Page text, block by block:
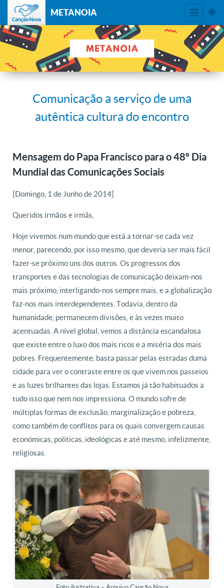
METANOIA
Comunicação a serviço de uma
autêntica cultura do encontro
Mensagem do Papa Francisco para o 48º Dia
Mundial das Comunicações Sociais
[Domingo, 1 de Junho de 2014]
Queridos irmãos e irmãs,
Hoje vivemos num mundo que está a tornar-se cada vez
menor, parecendo, por isso mesmo, que deveria ser mais fácil
fazer-se próximo uns dos outros. Os progressos dos
transportes e das tecnologias de comunicação deixam-nos
mais próximo, interligando-nos sempre mais, e a globalização
faz-nos mais interdependentes. Todavia, dentro da
humanidade, permanecem divisões, e às vezes muito
acentuadas. A nível global, vemos a distância escandalosa
que existe entre o luxo dos mais ricos e a miséria dos mais
pobres. Frequentemente, basta passar pelas estradas duma
cidade para ver o contraste entre os que vivem nos passeios
e as luzes brilhantes das lojas. Estamos já tão habituados a
tudo isso que nem nos impressiona. O mundo sofre de
múltiplas formas de exclusão, marginalização e pobreza,
como também de conflitos para os quais convergem causas
económicas, políticas, ideológicas e até mesmo, infelizmente,
religiosas.